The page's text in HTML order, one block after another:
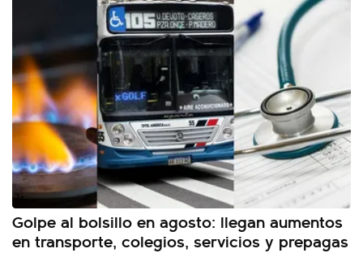
Golpe al bolsillo en agosto: llegan aumentos
en transporte, colegios, servicios y prepagas